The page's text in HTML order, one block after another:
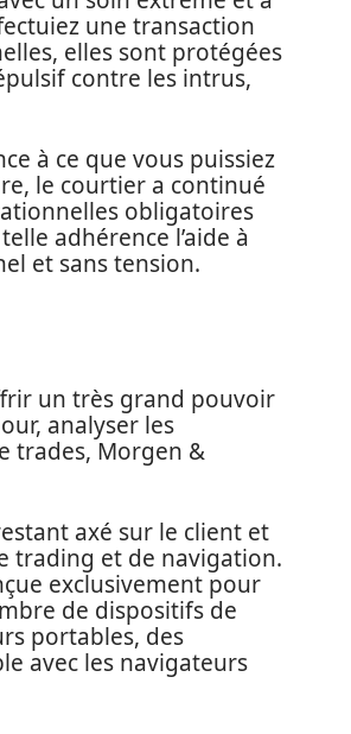
une transaction
elles sont protégées
contre les intrus,
à ce que vous puissiez
le courtier a continué
obligatoires
adhérence l’aide à
et sans tension.
un très grand pouvoir
analyser les
trades, Morgen &
axé sur le client et
trading et de navigation.
exclusivement pour
de dispositifs de
portables, des
avec les navigateurs